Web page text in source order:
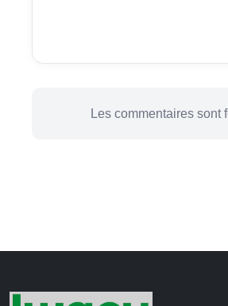
Les commentaires sont